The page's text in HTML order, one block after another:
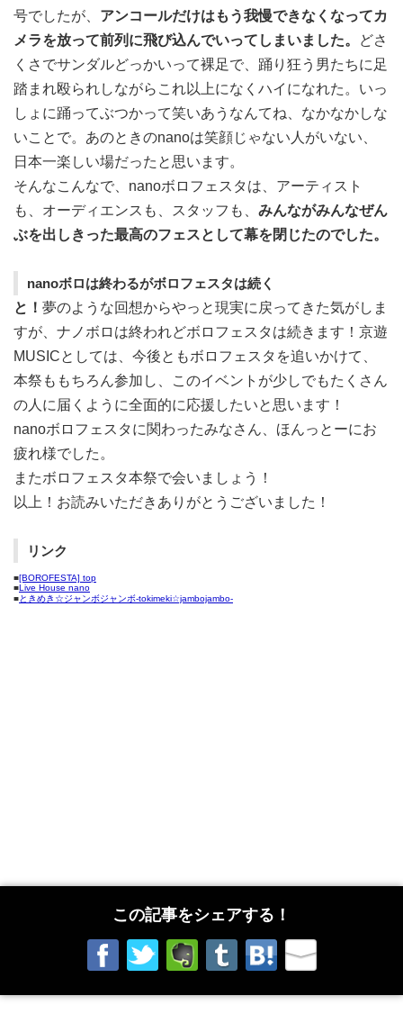
号でしたが、 アンコールだけはもう我慢できなくなってカ
メラを放って前列に飛び込んでいってしまいました。
どさ
くさでサンダルどっかいって裸足で、踊り狂う男たちに足
踏まれ殴られしながらこれ以上になくハイになれた。いっ
しょに踊ってぶつかって笑いあうなんてね、なかなかしな
いことで。あのときのnanoは笑顔じゃない人がいない、
日本一楽しい場だったと思います。
そんなこんなで、nanoボロフェスタは、アーティスト
も、オーディエンスも、スタッフも、 みんながみんなぜん
ぶを出しきった最高のフェスとして幕を閉じたのでした。
nanoボロは終わるがボロフェスタは続く
と！ 夢のような回想からやっと現実に戻ってきた気がしま
すが、ナノボロは終われどボロフェスタは続きます！京遊
MUSICとしては、今後ともボロフェスタを追いかけて、
本祭ももちろん参加し、このイベントが少しでもたくさん
の人に届くように全面的に応援したいと思います！
nanoボロフェスタに関わったみなさん、ほんっとーにお
疲れ様でした。
またボロフェスタ本祭で会いましょう！
以上！お読みいただきありがとうございました！
リンク
■[BOROFESTA] top
■Live House nano
■ときめき☆ジャンボジャンボ-tokimeki☆jambojambo-
この記事をシェアする！